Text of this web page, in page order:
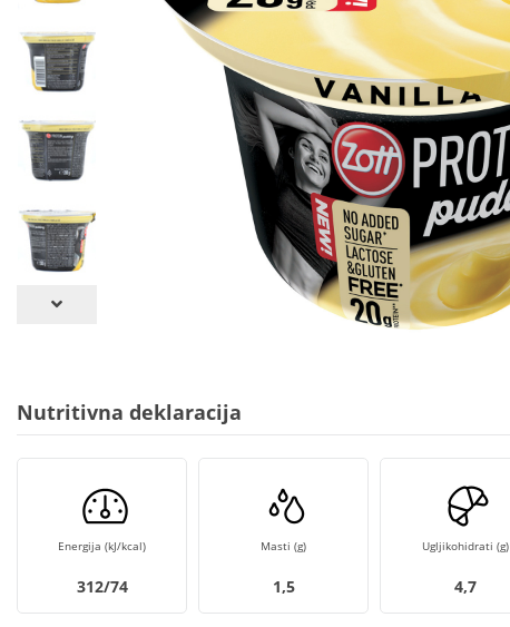
Nutritivna deklaracija
Energija (kJ/kcal)
312/74
Masti (g)
1,5
Ugljikohidrati (g)
4,7